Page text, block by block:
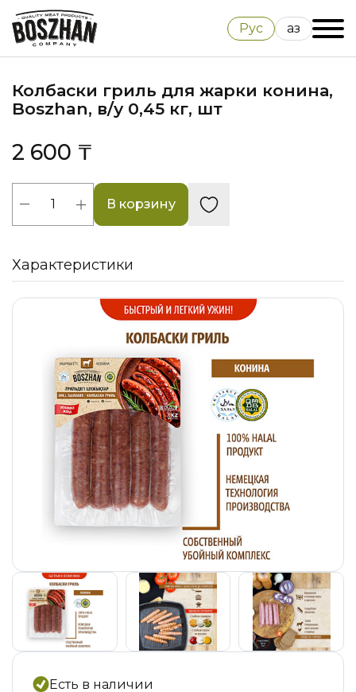
Рус Қаз
Колбаски гриль для жарки конина,
Boszhan, в/у 0,45 кг, шт
2 600 ₸
В корзину
Характеристики
Есть в наличии